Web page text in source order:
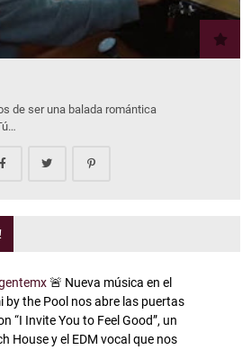
de ser una balada romántica
🚨 Nueva música en el
by the Pool nos abre las puertas
“I Invite You to Feel Good”, un
House y el EDM vocal que nos